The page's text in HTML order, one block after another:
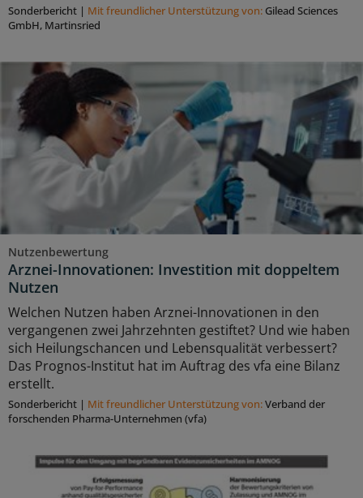
Sonderbericht | Mit freundlicher Unterstützung von: Gilead Sciences
GmbH, Martinsried
Nutzenbewertung
Arznei-Innovationen: Investition mit doppeltem
Nutzen
Welchen Nutzen haben Arznei-Innovationen in den
vergangenen zwei Jahrzehnten gestiftet? Und wie haben
sich Heilungschancen und Lebensqualität verbessert?
Das Prognos-Institut hat im Auftrag des vfa eine Bilanz
erstellt.
Sonderbericht | Mit freundlicher Unterstützung von:Verband der
forschenden Pharma-Unternehmen (vfa)